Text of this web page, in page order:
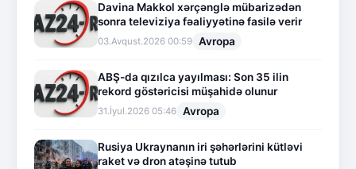
Davina Makkol xərçənglə mübarizədən
sonra televiziya fəaliyyətinə fasilə verir
03.Avqust.2026 00:59 Avropa
ABŞ-da qızılca yayılması: Son 35 ilin
rekord göstəricisi müşahidə olunur
31.İyul.2026 05:46 Avropa
Rusiya Ukraynanın iri şəhərlərini kütləvi
raket və dron atəşinə tutub